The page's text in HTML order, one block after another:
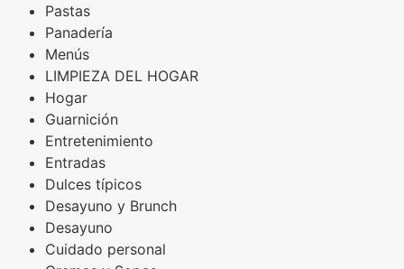
Pastas
Panadería
Menús
LIMPIEZA DEL HOGAR
Hogar
Guarnición
Entretenimiento
Entradas
Dulces típicos
Desayuno y Brunch
Desayuno
Cuidado personal